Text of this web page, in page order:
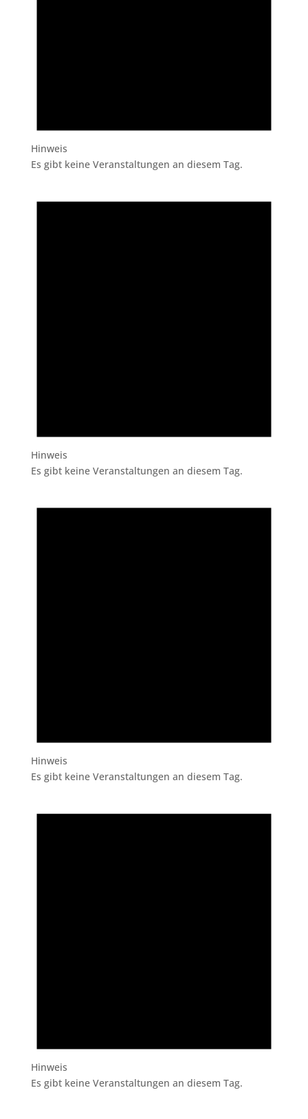
Hinweis
Es gibt keine Veranstaltungen an diesem Tag.
Hinweis
Es gibt keine Veranstaltungen an diesem Tag.
Hinweis
Es gibt keine Veranstaltungen an diesem Tag.
Hinweis
Es gibt keine Veranstaltungen an diesem Tag.